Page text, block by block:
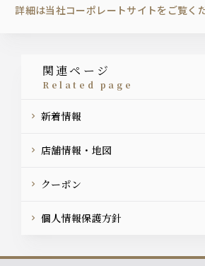
詳細は当社コーポレートサイトをご覧く
関連ページ
related page
新着情報
店舗情報・地図
クーポン
個人情報保護方針